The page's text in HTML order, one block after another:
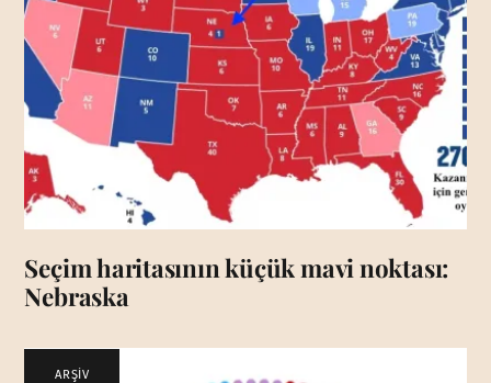
Seçim haritasının küçük mavi noktası:
Nebraska
ARŞİV